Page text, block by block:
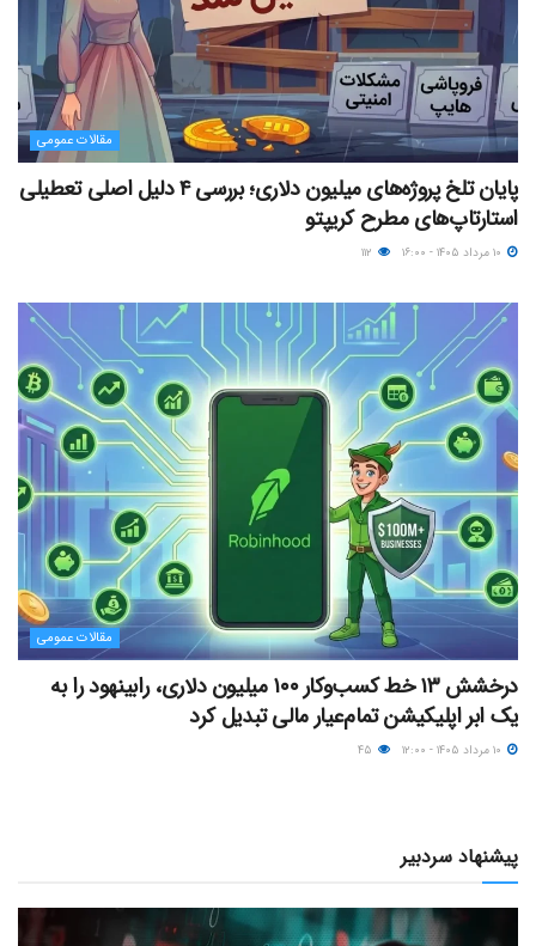
مقالات عمومی
پایان تلخ پروژه‌های میلیون دلاری؛ بررسی ۴ دلیل اصلی تعطیلی
استارتاپ‌های مطرح کریپتو
مقالات عمومی
درخشش ۱۳ خط کسب‌وکار ۱۰۰ میلیون دلاری، رابینهود را به
یک ابر اپلیکیشن تمام‌عیار مالی تبدیل کرد
پیشنهاد سردبیر